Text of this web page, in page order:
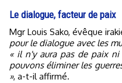
Le dialogue, facteur de paix
Mgr Louis Sako, évêque
pour le dialogue avec les
« il n'y aura pas de paix
pouvons éliminer les
», a-t-il affirmé.